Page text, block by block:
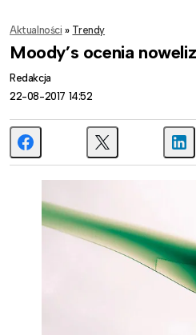
Aktualności » Trendy
Moody’s ocenia
Redakcja
22-08-2017 14:52